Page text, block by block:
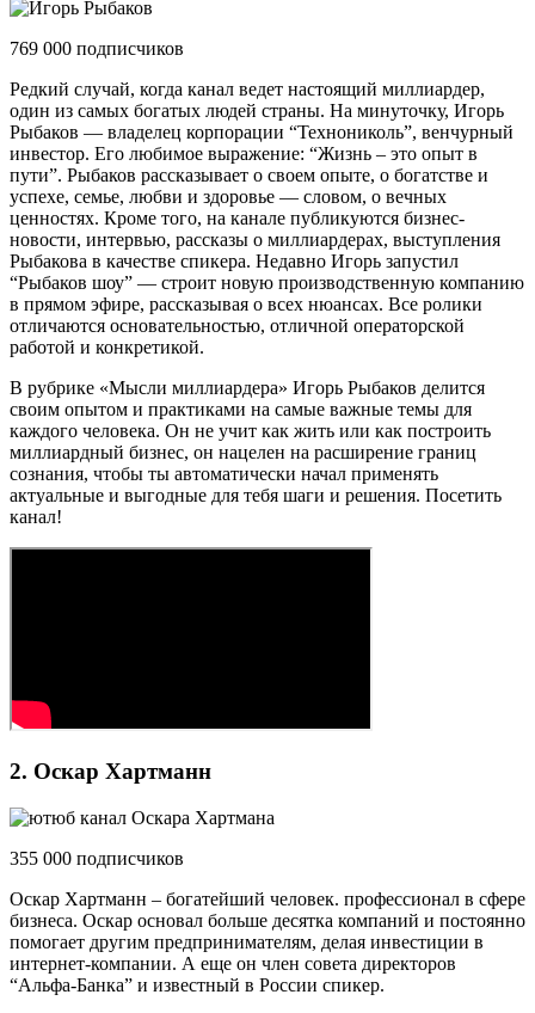
769 000 подписчиков
Редкий случай, когда канал ведет настоящий миллиардер,
один из самых богатых людей страны. На минуточку, Игорь
Рыбаков — владелец корпорации “Технониколь”, венчурный
инвестор. Его любимое выражение: “Жизнь – это опыт в
пути”. Рыбаков рассказывает о своем опыте, о богатстве и
успехе, семье, любви и здоровье — словом, о вечных
ценностях. Кроме того, на канале публикуются бизнес-
новости, интервью, рассказы о миллиардерах, выступления
Рыбакова в качестве спикера. Недавно Игорь запустил
“Рыбаков шоу” — строит новую производственную компанию
в прямом эфире, рассказывая о всех нюансах. Все ролики
отличаются основательностью, отличной операторской
работой и конкретикой.
В рубрике «Мысли миллиардера» Игорь Рыбаков делится
своим опытом и практиками на самые важные темы для
каждого человека. Он не учит как жить или как построить
миллиардный бизнес, он нацелен на расширение границ
сознания, чтобы ты автоматически начал применять
актуальные и выгодные для тебя шаги и решения. Посетить
канал!
2. Оскар Хартманн
355 000 подписчиков
Оскар Хартманн – богатейший человек. профессионал в сфере
бизнеса. Оскар основал больше десятка компаний и постоянно
помогает другим предпринимателям, делая инвестиции в
интернет-компании. А еще он член совета директоров
“Альфа-Банка” и известный в России спикер.